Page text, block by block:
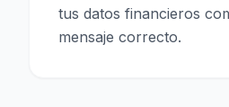
tus datos financieros
mensaje correcto.